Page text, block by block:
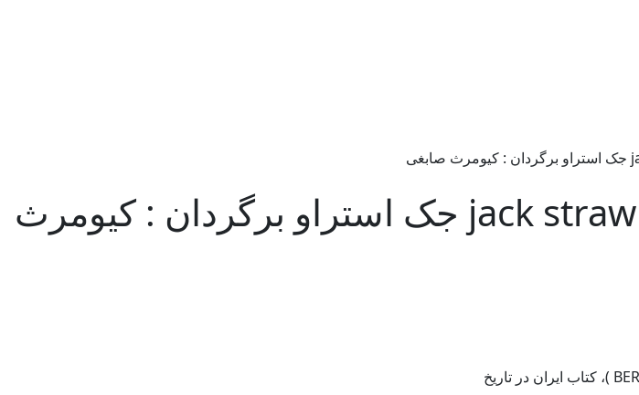
کار ، کار انگلیسی هاست (4)– نویسنده : jack straw جک استراو برگردان : کیومرث